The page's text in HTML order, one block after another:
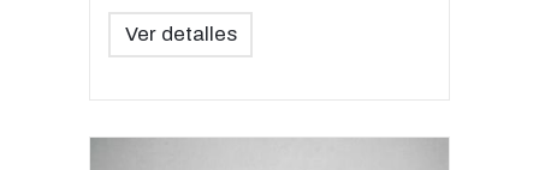
Ver detalles